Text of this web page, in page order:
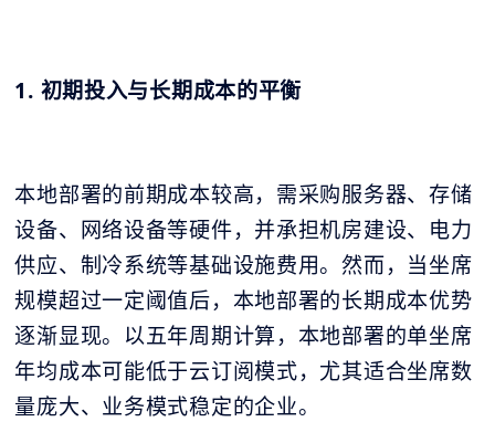
1. 初期投入与长期成本的平衡
本地部署的前期成本较高，需采购服务器、存储
设备、网络设备等硬件，并承担机房建设、电力
供应、制冷系统等基础设施费用。然而，当坐席
规模超过一定阈值后，本地部署的长期成本优势
逐渐显现。以五年周期计算，本地部署的单坐席
年均成本可能低于云订阅模式，尤其适合坐席数
量庞大、业务模式稳定的企业。